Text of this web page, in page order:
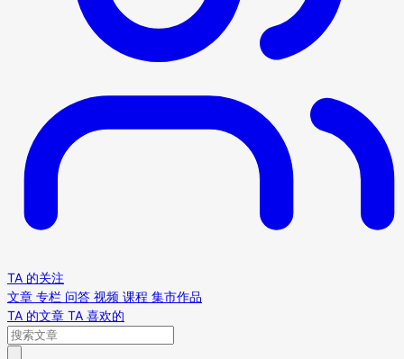
TA 的关注
文章 专栏 问答 视频 课程 集市作品
TA 的文章 TA 喜欢的